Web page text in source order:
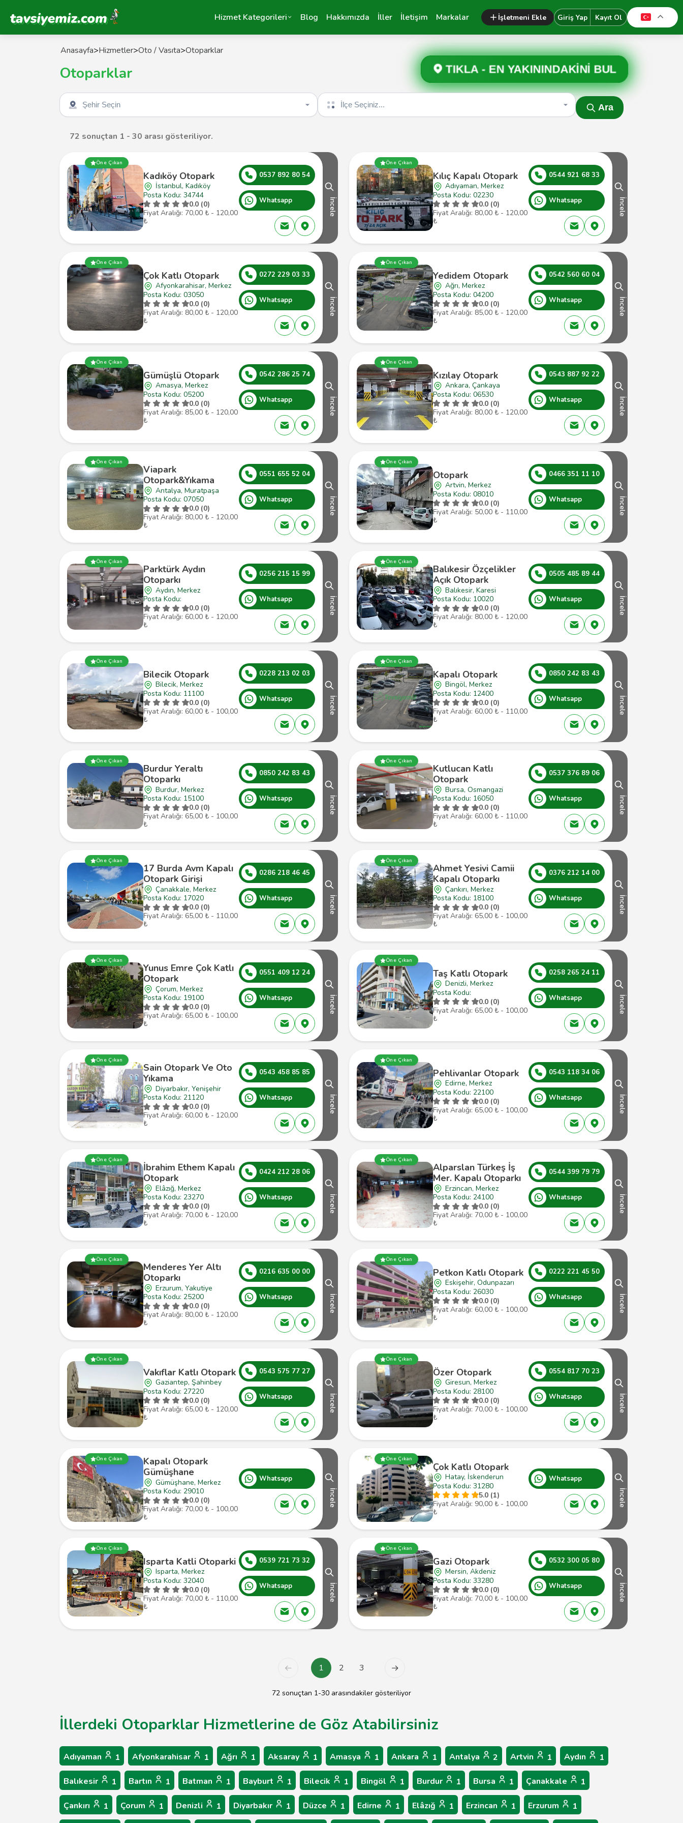
Tavsiyemiz Anasayfa Hizmet Kategorileri Blog Hakkımızda İller İletişim Markalar İşletmeni Ekle Giriş Yap Kayıt Ol
Anasayfa>Hizmetler>Oto / Vasıta>Otoparklar
Otoparklar TIKLA -EN YAKININDAKİNİ BUL
Şehir seçin İlçe seçin
Ara
72 sonuçtan 1 - 30 arası gösteriliyor.
Öne Çıkan
Kadıköy Otopark
İstanbul, Kadıköy
Posta Kodu: 34744
0.0 (0)
Fiyat Aralığı: 70,00 ₺ - 120,00
₺
0537 892 80 54
Whatsapp İncele
Öne Çıkan
Kılıç Kapalı Otopark
Adıyaman, Merkez
Posta Kodu: 02230
0.0 (0)
Fiyat Aralığı: 80,00 ₺ - 120,00
₺
0544 921 68 33
Whatsapp İncele
Öne Çıkan
Çok Katlı Otopark
Afyonkarahisar, Merkez
Posta Kodu: 03050
0.0 (0)
Fiyat Aralığı: 80,00 ₺ - 120,00
₺
0272 229 03 33
Whatsapp İncele
Öne Çıkan
Yedidem Otopark
Ağrı, Merkez
Posta Kodu: 04200
0.0 (0)
Fiyat Aralığı: 85,00 ₺ - 120,00
₺
0542 560 60 04
Whatsapp İncele
Öne Çıkan
Gümüşlü Otopark
Amasya, Merkez
Posta Kodu: 05200
0.0 (0)
Fiyat Aralığı: 85,00 ₺ - 120,00
₺
0542 286 25 74
Whatsapp İncele
Öne Çıkan
Kızılay Otopark
Ankara, Çankaya
Posta Kodu: 06530
0.0 (0)
Fiyat Aralığı: 80,00 ₺ - 120,00
₺
0543 887 92 22
Whatsapp İncele
Öne Çıkan
Viapark
Otopark&Yıkama
Antalya, Muratpaşa
Posta Kodu: 07050
0.0 (0)
Fiyat Aralığı: 80,00 ₺ - 120,00
₺
0551 655 52 04
Whatsapp İncele
Öne Çıkan
Otopark
Artvin, Merkez
Posta Kodu: 08010
0.0 (0)
Fiyat Aralığı: 50,00 ₺ - 110,00
₺
0466 351 11 10
Whatsapp İncele
Öne Çıkan
Parktürk Aydın
Otoparkı
Aydın, Merkez
Posta Kodu:
0.0 (0)
Fiyat Aralığı: 60,00 ₺ - 120,00
₺
0256 215 15 99
Whatsapp İncele
Öne Çıkan
Balıkesir Özçelikler
Açık Otopark
Balıkesir, Karesi
Posta Kodu: 10020
0.0 (0)
Fiyat Aralığı: 80,00 ₺ - 120,00
₺
0505 485 89 44
Whatsapp İncele
Öne Çıkan
Bilecik Otopark
Bilecik, Merkez
Posta Kodu: 11100
0.0 (0)
Fiyat Aralığı: 60,00 ₺ - 100,00
₺
0228 213 02 03
Whatsapp İncele
Öne Çıkan
Kapalı Otopark
Bingöl, Merkez
Posta Kodu: 12400
0.0 (0)
Fiyat Aralığı: 60,00 ₺ - 110,00
₺
0850 242 83 43
Whatsapp İncele
Öne Çıkan
Burdur Yeraltı
Otoparkı
Burdur, Merkez
Posta Kodu: 15100
0.0 (0)
Fiyat Aralığı: 65,00 ₺ - 100,00
₺
0850 242 83 43
Whatsapp İncele
Öne Çıkan
Kutlucan Katlı
Otopark
Bursa, Osmangazi
Posta Kodu: 16050
0.0 (0)
Fiyat Aralığı: 60,00 ₺ - 110,00
₺
0537 376 89 06
Whatsapp İncele
Öne Çıkan
17 Burda Avm Kapalı
Otopark Girişi
Çanakkale, Merkez
Posta Kodu: 17020
0.0 (0)
Fiyat Aralığı: 65,00 ₺ - 110,00
₺
0286 218 46 45
Whatsapp İncele
Öne Çıkan
Ahmet Yesivi Camii
Kapalı Otoparkı
Çankırı, Merkez
Posta Kodu: 18100
0.0 (0)
Fiyat Aralığı: 65,00 ₺ - 100,00
₺
0376 212 14 00
Whatsapp İncele
Öne Çıkan
Yunus Emre Çok Katlı
Otopark
Çorum, Merkez
Posta Kodu: 19100
0.0 (0)
Fiyat Aralığı: 65,00 ₺ - 100,00
₺
0551 409 12 24
Whatsapp İncele
Öne Çıkan
Taş Katlı Otopark
Denizli, Merkez
Posta Kodu:
0.0 (0)
Fiyat Aralığı: 65,00 ₺ - 100,00
₺
0258 265 24 11
Whatsapp İncele
Öne Çıkan
Sain Otopark Ve Oto
Yıkama
Diyarbakır, Yenişehir
Posta Kodu: 21120
0.0 (0)
Fiyat Aralığı: 60,00 ₺ - 120,00
₺
0543 458 85 85
Whatsapp İncele
Öne Çıkan
Pehlivanlar Otopark
Edirne, Merkez
Posta Kodu: 22100
0.0 (0)
Fiyat Aralığı: 65,00 ₺ - 100,00
₺
0543 118 34 06
Whatsapp İncele
Öne Çıkan
İbrahim Ethem Kapalı
Otopark
Elâzığ, Merkez
Posta Kodu: 23270
0.0 (0)
Fiyat Aralığı: 70,00 ₺ - 120,00
₺
0424 212 28 06
Whatsapp İncele
Öne Çıkan
Alparslan Türkeş İş
Mer. Kapalı Otoparkı
Erzincan, Merkez
Posta Kodu: 24100
0.0 (0)
Fiyat Aralığı: 70,00 ₺ - 100,00
₺
0544 399 79 79
Whatsapp İncele
Öne Çıkan
Menderes Yer Altı
Otoparkı
Erzurum, Yakutiye
Posta Kodu: 25200
0.0 (0)
Fiyat Aralığı: 80,00 ₺ - 120,00
₺
0216 635 00 00
Whatsapp İncele
Öne Çıkan
Petkon Katlı Otopark
Eskişehir, Odunpazarı
Posta Kodu: 26030
0.0 (0)
Fiyat Aralığı: 60,00 ₺ - 100,00
₺
0222 221 45 50
Whatsapp İncele
Öne Çıkan
Vakıflar Katlı Otopark
Gaziantep, Şahinbey
Posta Kodu: 27220
0.0 (0)
Fiyat Aralığı: 65,00 ₺ - 120,00
₺
0543 575 77 27
Whatsapp İncele
Öne Çıkan
Özer Otopark
Giresun, Merkez
Posta Kodu: 28100
0.0 (0)
Fiyat Aralığı: 70,00 ₺ - 100,00
₺
0554 817 70 23
Whatsapp İncele
Öne Çıkan
Kapalı Otopark
Gümüşhane
Gümüşhane, Merkez
Posta Kodu: 29010
0.0 (0)
Fiyat Aralığı: 70,00 ₺ - 100,00
₺
Whatsapp
İncele
Öne Çıkan
Çok Katlı Otopark
Hatay, İskenderun
Posta Kodu: 31280
5.0 (1)
Fiyat Aralığı: 90,00 ₺ - 100,00
₺
Whatsapp
İncele
Öne Çıkan
Isparta Katli Otoparki
Isparta, Merkez
Posta Kodu: 32040
0.0 (0)
Fiyat Aralığı: 70,00 ₺ - 110,00
₺
0539 721 73 32
Whatsapp İncele
Öne Çıkan
Gazi Otopark
Mersin, Akdeniz
Posta Kodu: 33280
0.0 (0)
Fiyat Aralığı: 70,00 ₺ - 100,00
₺
0532 300 05 80
Whatsapp İncele
1 2 3
72 sonuçtan 1-30 arasındakiler gösteriliyor
İllerdeki Otoparklar Hizmetlerine de Göz Atabilirsiniz
Adıyaman 1 Afyonkarahisar 1 Ağrı 1 Aksaray 1 Amasya 1 Ankara 1 Antalya 2 Artvin 1 Aydın 1
Balıkesir 1 Bartın 1 Batman 1 Bayburt 1 Bilecik 1 Bingöl 1 Burdur 1 Bursa 1 Çanakkale 1
Çankırı 1 Çorum 1 Denizli 1 Diyarbakır 1 Düzce 1 Edirne 1 Elâzığ 1 Erzincan 1 Erzurum 1